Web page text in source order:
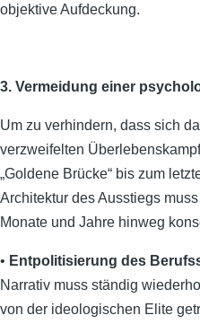
objektive Aufdeckung.
3. Vermeidung einer
Um zu verhindern, dass sich
verzweifelten
„Goldene Brücke“ bis zum
Architektur des Ausstiegs
Monate und Jahre hinweg
• Entpolitisierung des
Narrativ muss ständig
von der ideologischen Elite